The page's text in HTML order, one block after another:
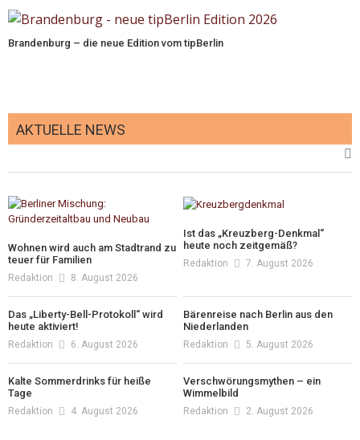
Brandenburg – die neue Edition vom tipBerlin
AKTUELLE NEWS
Wohnen wird auch am Stadtrand zu
teuer für Familien
Redaktion 8. August 2026
Ist das „Kreuzberg-Denkmal“
heute noch zeitgemäß?
Redaktion 7. August 2026
Das „Liberty-Bell-Protokoll“ wird
heute aktiviert!
Redaktion 6. August 2026
Bärenreise nach Berlin aus den
Niederlanden
Redaktion 5. August 2026
Kalte Sommerdrinks für heiße
Tage
Redaktion 4. August 2026
Verschwörungsmythen – ein
Wimmelbild
Redaktion 2. August 2026